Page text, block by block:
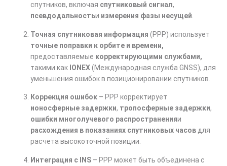
спутников, включая спутниковый сигнал,
псевдодальностьи измерения фазы несущей.
Точная спутниковая информация (PPP) использует
точные поправки к орбите и времени,
предоставляемые корректирующими службами,
такими как IONEX(Международная служба GNSS), для
уменьшения ошибок в позиционировании спутников.
Коррекция ошибок – PPP корректирует
ионосферные задержки, тропосферные задержки,
ошибки многолучевого распространенияи
расхождения в показаниях спутниковых часов для
расчета высокоточной позиции.
Интеграция с INS – PPP может быть объединена с